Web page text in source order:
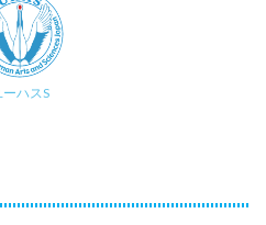
ーハスS